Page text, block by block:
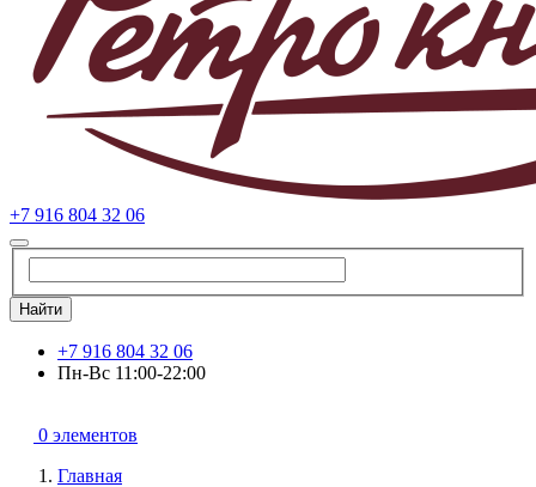
+7 916 804 32 06
Найти
+7 916 804 32 06
Пн-Вс 11:00-22:00
0 элементов
Главная